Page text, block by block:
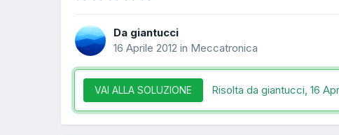
Da giantucci
16 Aprile 2012 in Meccatronica
VAI ALLA SOLUZIONE Risolta da giantucci, 16